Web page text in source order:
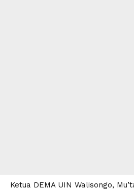
Ketua DEMA UIN Walisongo,